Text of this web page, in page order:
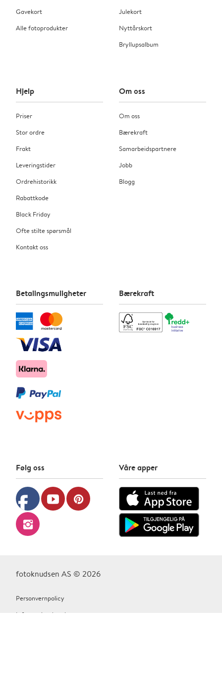
Gavekort
Alle fotoprodukter
Julekort
Nyttårskort
Bryllupsalbum
Hjelp
Priser
Stor ordre
Frakt
Leveringstider
Ordrehistorikk
Rabattkode
Black Friday
Ofte stilte spørsmål
Kontakt oss
Om oss
Om oss
Bærekraft
Samarbeidspartnere
Jobb
Blogg
Betalingsmuligheter Bærekraft
Følg oss
facebook youtube pinterest
instagram
Våre apper
fotoknudsen AS © 2026
Personvernpolicy
Informasjonskapsler